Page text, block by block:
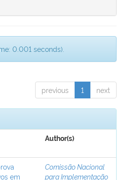
0.001 seconds).
previous 1 next
Author(s)
em
Comissão Nacional
para Implementação